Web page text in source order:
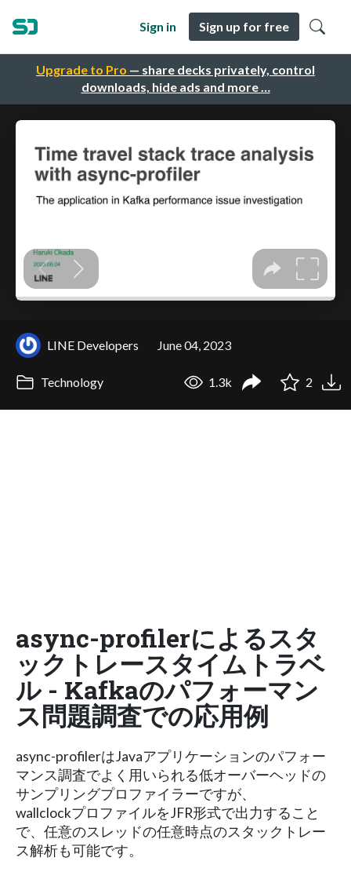
Upgrade to Pro — share decks privately, control
downloads, hide ads and more …
Sign in Sign up for free
LINE Developers June 04, 2023
Technology 1.3k 2
async-profilerによるスタ
ックトレースタイムトラベ
ル - Kafkaのパフォーマン
ス問題調査での応用例
async-profilerはJavaアプリケーションのパフォー
マンス調査でよく用いられる低オーバーヘッドの
サンプリングプロファイラーですが、
wallclockプロファイルをJFR形式で出力すること
で、任意のスレッドの任意時点のスタックトレー
ス解析も可能です。